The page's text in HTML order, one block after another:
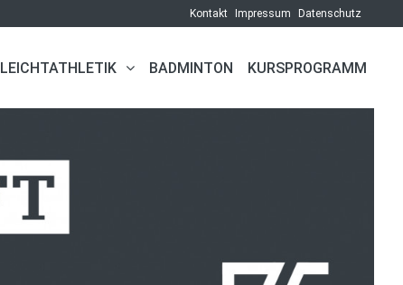
Kontakt Impressum Datenschutz
LEICHTATHLETIK BADMINTON KURSPROGRAMM